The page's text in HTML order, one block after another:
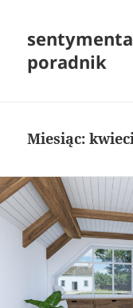
poradnik
Miesiąc: